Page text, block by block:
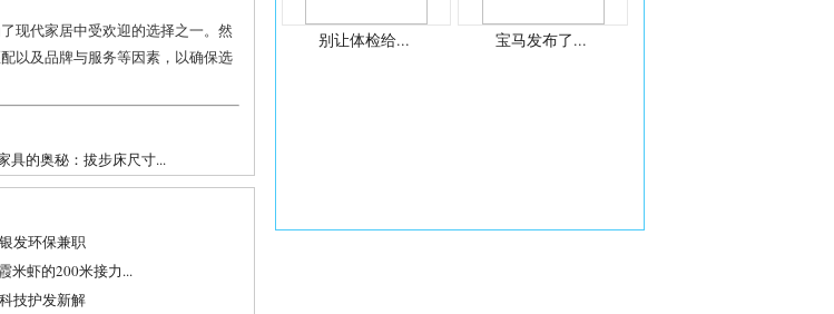
现代家居中受欢迎的选择之一。然
以及品牌与服务等因素，以确保选
具的奥秘：拔步床尺寸...
发环保兼职
米虾的200米接力...
技护发新解
别让体检给... 宝马发布了...